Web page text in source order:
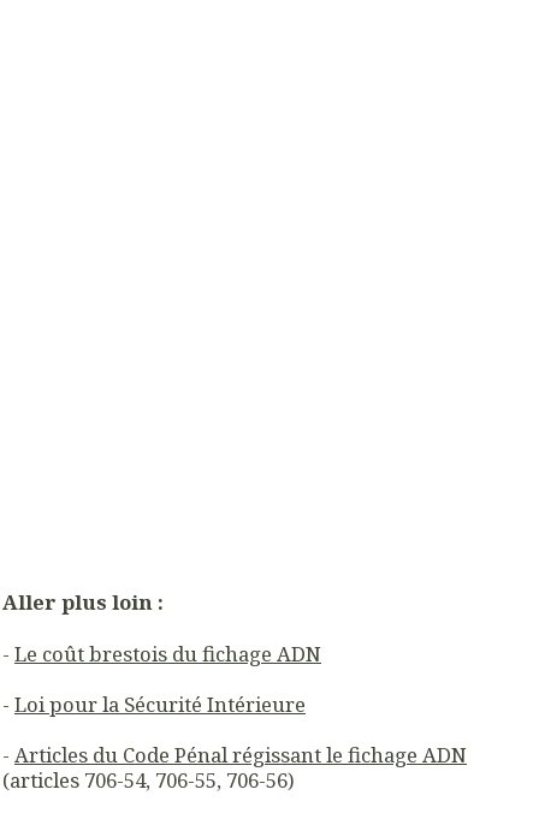
Aller plus loin :
- Le coût brestois du fichage ADN
- Loi pour la Sécurité Intérieure
- Articles du Code Pénal régissant le fichage ADN
(articles 706-54, 706-55, 706-56)